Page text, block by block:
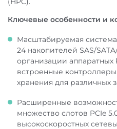
Ключевые особенности и
Масштабируемая
24 накопителей SAS/
организации аппаратных
встроенные
хранения для различных
Расширенные
множество слотов PCIe
высокоскоростных
В регионы РФ:
Самовывоз: